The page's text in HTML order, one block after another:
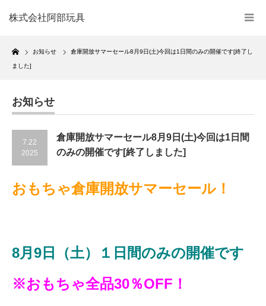
株式会社阿部玩具
Home
お知らせ 倉庫開放サマーセール8月9日(土)今回は1日間のみの開催です[終了し
ました]
お知らせ
7.22
2025
倉庫開放サマーセール8月9日(土)今回は1日間
のみの開催です[終了しました]
おもちゃ倉庫開放サマーセール！
8月9日（土）１日間のみの開催です
※おもちゃ全品30％OFF！